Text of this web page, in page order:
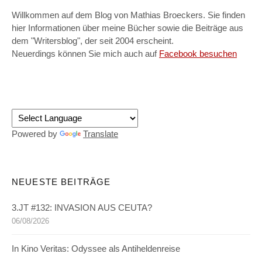
Willkommen auf dem Blog von Mathias Broeckers. Sie finden
hier Informationen über meine Bücher sowie die Beiträge aus
dem "Writersblog", der seit 2004 erscheint.
Neuerdings können Sie mich auch auf Facebook besuchen
Powered by Translate
NEUESTE BEITRÄGE
3.JT #132: INVASION AUS CEUTA?
06/08/2026
In Kino Veritas: Odyssee als Antiheldenreise